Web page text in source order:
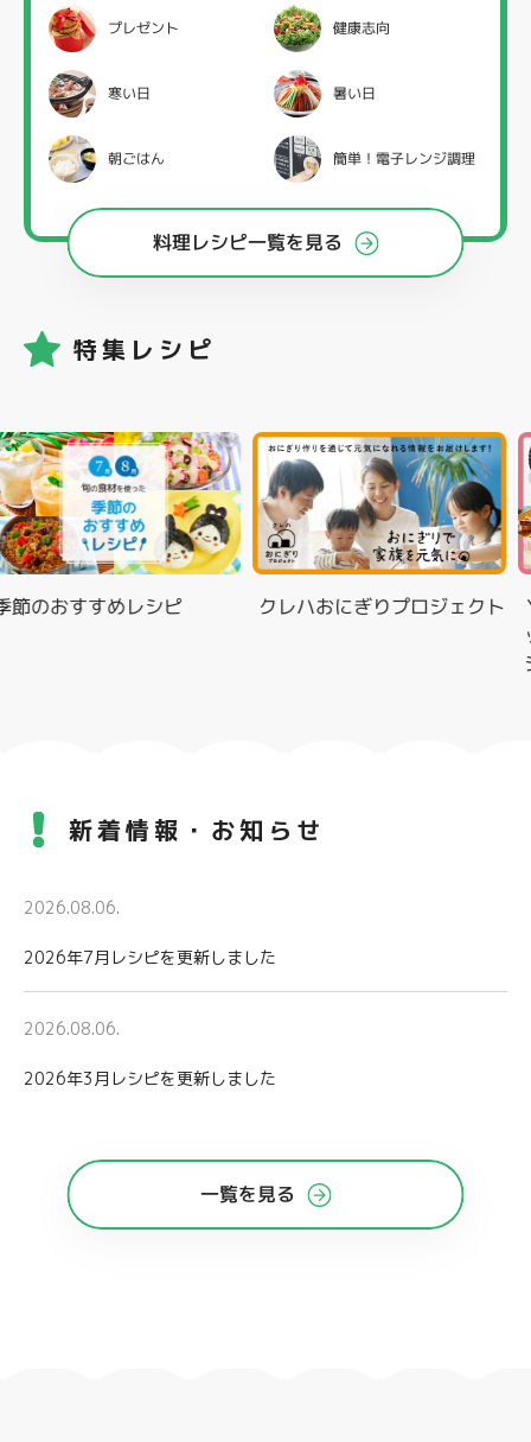
プレゼント 健康志向
寒い日 暑い日
朝ごはん 簡単！電子レンジ調理
料理レシピ一覧を見る
特集レシピ
おすすめレシピ クレハおにぎりプロジェクト
Ｙ
新着情報・お知らせ
2026.08.06.
2026年7月レシピを更新しました
2026.08.06.
2026年3月レシピを更新しました
一覧を見る